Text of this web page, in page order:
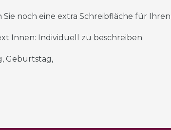
noch eine extra Schreibfläche für
Innen: Individuell zu beschreiben
Geburtstag,